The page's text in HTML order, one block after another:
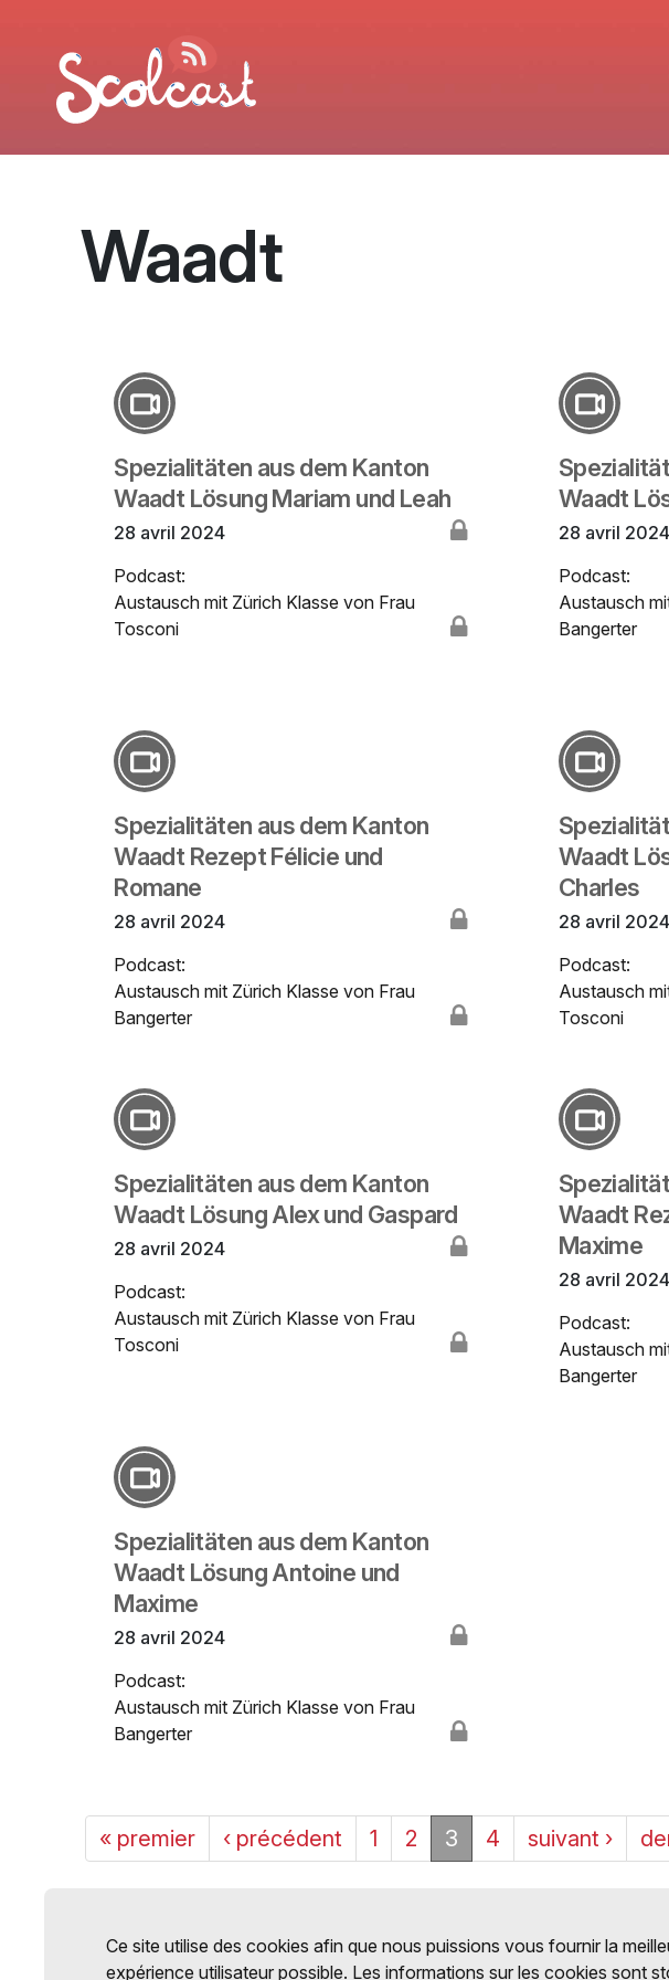
Waadt
Spezialitäten aus dem Kanton
Waadt Lösung Mariam und Leah
28 avril 2024
Podcast:
Austausch mit Zürich Klasse von Frau
Tosconi
Waadt
28 avril 2024
Podcast:
Austausch
Bangerter
Spezialitäten aus dem Kanton
Waadt Rezept Félicie und
Romane
28 avril 2024
Podcast:
Austausch mit Zürich Klasse von Frau
Bangerter
Waadt
Charles
28 avril 2024
Podcast:
Austausch
Tosconi
Spezialitäten aus dem Kanton
Waadt Lösung Alex und Gaspard
28 avril 2024
Podcast:
Austausch mit Zürich Klasse von Frau
Tosconi
Waadt
Maxime
28 avril 2024
Podcast:
Austausch
Bangerter
Spezialitäten aus dem Kanton
Waadt Lösung Antoine und
Maxime
28 avril 2024
Podcast:
Austausch mit Zürich Klasse von Frau
Bangerter
« premier ‹ précédent 1 2 3 4 suivant ›
Ce site utilise des cookies afin que nous puissions vous fournir la
expérience utilisateur possible. Les informations sur les cookies sont